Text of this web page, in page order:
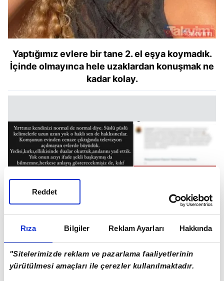
Rıza Bilgiler Reklam Ayarları Hakkında
"Sitelerimizde reklam ve pazarlama faaliyetlerinin
yürütülmesi amaçları ile çerezler kullanılmaktadır.
Reddet
Yaptığımız evlere bir tane 2. el eşya koymadık.
İçinde olmayınca hele uzaklardan konuşmak ne
kadar kolay.